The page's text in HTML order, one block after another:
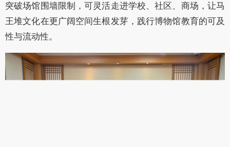
突破场馆围墙限制，可灵活走进学校、社区、商场，让马
王堆文化在更广阔空间生根发芽，践行博物馆教育的可及
性与流动性。